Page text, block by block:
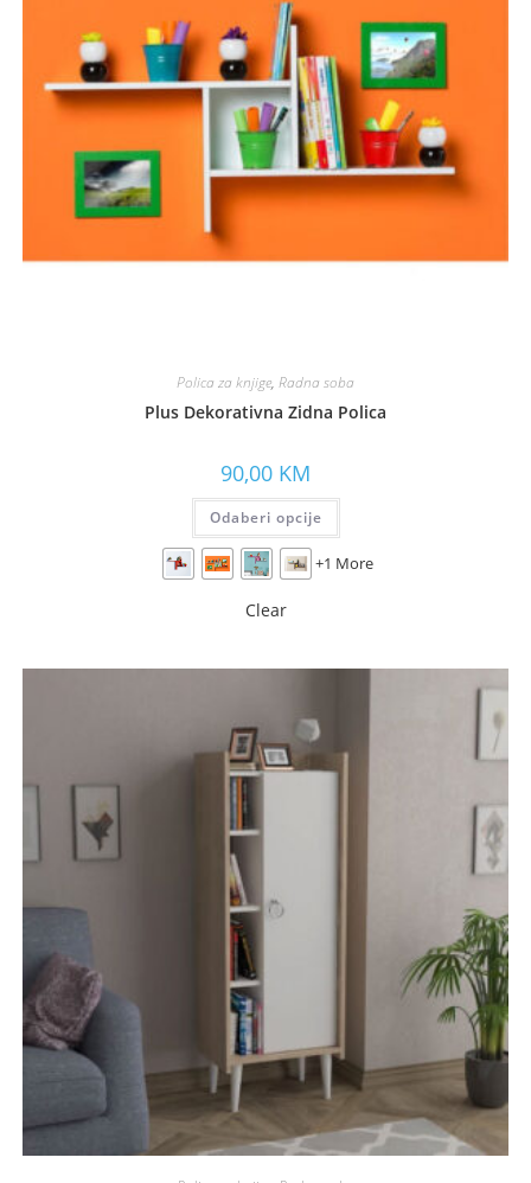
Polica za knjige, Radna soba
Plus Dekorativna Zidna Polica
90,00 KM
Odaberi opcije
+1 More
Clear